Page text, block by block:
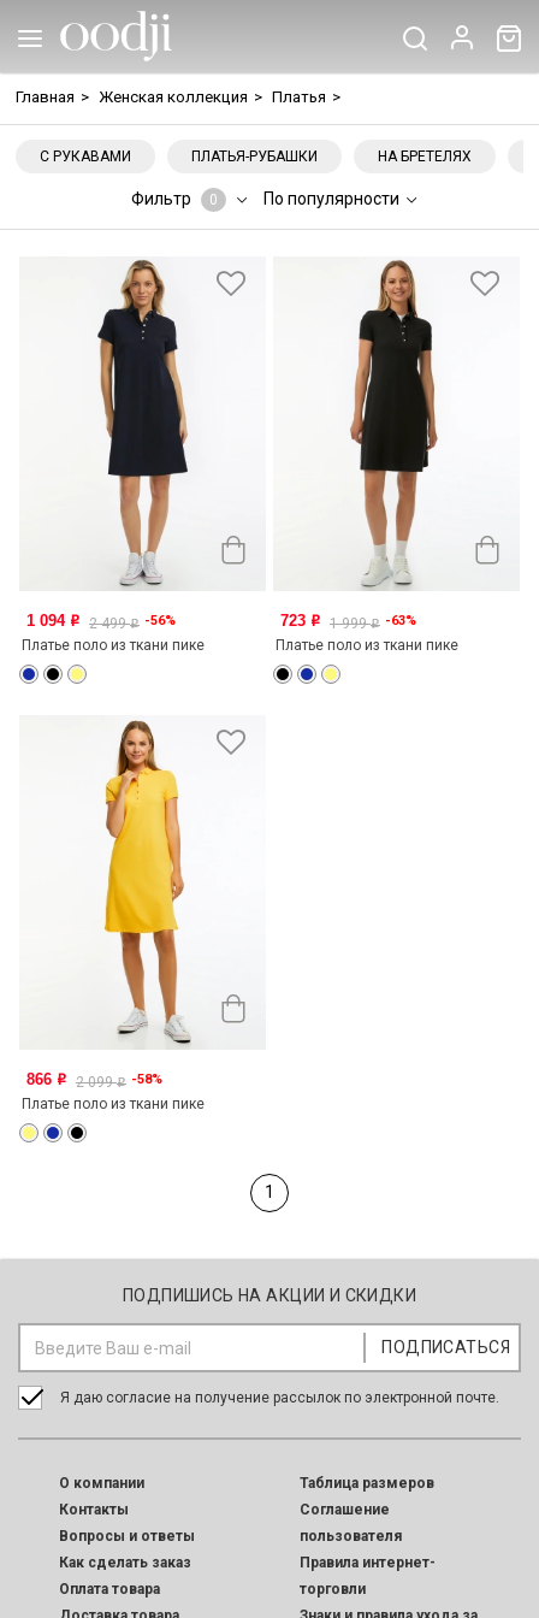
Главная > Женская коллекция > Платья >
С РУКАВАМИ ПЛАТЬЯ-РУБАШКИ НА БРЕТЕЛЯХ
Фильтр 0 По популярности
1 094 o 2 499o -56%
Платье поло из ткани пике
723 o 1 999o -63%
Платье поло из ткани пике
866 o 2 099o -58%
Платье поло из ткани пике
1
ПОДПИШИСЬ НА АКЦИИ И СКИДКИ
Я даю согласие на получение рассылок по электронной почте.
O компании
Контакты
Вопросы и ответы
Как сделать заказ
Оплата товара
Таблица размеров
Соглашение
пользователя
Правила интернет-
торговли